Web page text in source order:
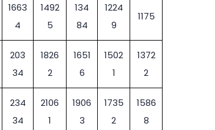
1663
4
1492
5
134
84
1224
9
1175
203
34
1826
2
1651
6
1502
1
1372
2
234
34
2106
1
1906
3
1735
2
1586
8